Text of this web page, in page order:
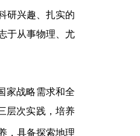
研兴趣、扎实的
于从事物理、尤
家战略需求和全
层次实践，培养
，具备探索地理